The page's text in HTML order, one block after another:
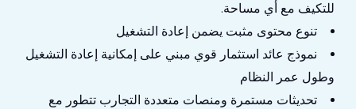
للتكيف مع أي مساحة.
تنوع محتوى مثبت يضمن إعادة التشغيل
نموذج عائد استثمار قوي مبني على إمكانية إعادة التشغيل
وطول عمر النظام
تحديثات مستمرة ومنصات متعددة التجارب تتطور مع